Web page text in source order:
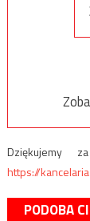
Dziękujemy
https://
PODOBA